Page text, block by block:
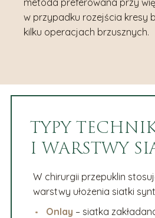
w przypadku rozejścia kresy
kilku operacjach brzusznych.
TYPY
I WARSTWY
W chirurgii przepuklin
warstwy ułożenia siatki
Onlay – siatka